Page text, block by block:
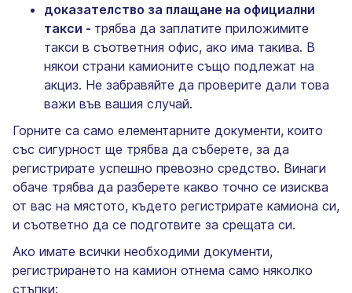
доказателство за плащане на официални
такси - трябва да заплатите приложимите
такси в съответния офис, ако има такива. В
някои страни камионите също подлежат на
акциз. Не забравяйте да проверите дали това
важи във вашия случай.
Горните са само елементарните документи, които
със сигурност ще трябва да съберете, за да
регистрирате успешно превозно средство. Винаги
обаче трябва да разберете какво точно се изисква
от вас на мястото, където регистрирате камиона си,
и съответно да се подготвите за срещата си.
Ако имате всички необходими документи,
регистрирането на камион отнема само няколко
стъпки: